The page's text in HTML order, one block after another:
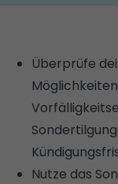
Überprüfe
Nutze das